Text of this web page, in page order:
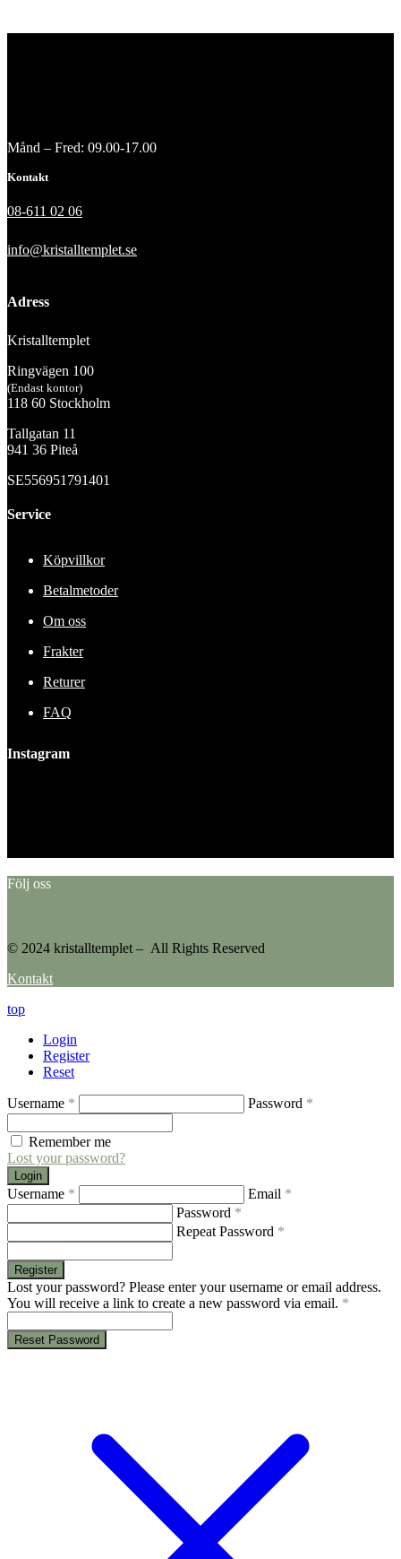
Månd – Fred: 09.00-17.00
Kontakt
08-611 02 06
info@kristalltemplet.se
Adress
Kristalltemplet
Ringvägen 100
(Endast kontor)
118 60 Stockholm
Tallgatan 11
941 36 Piteå
SE556951791401
Service
Köpvillkor
Betalmetoder
Om oss
Frakter
Returer
FAQ
Instagram
Följ oss
© 2024 kristalltemplet – All Rights Reserved
Kontakt
top
Login
Register
Reset
Username * Password *
Remember me
Lost your password?
Login
Username * Email *
Password *
Repeat Password *
Register
Lost your password? Please enter your username or email address.
You will receive a link to create a new password via email. *
Reset Password